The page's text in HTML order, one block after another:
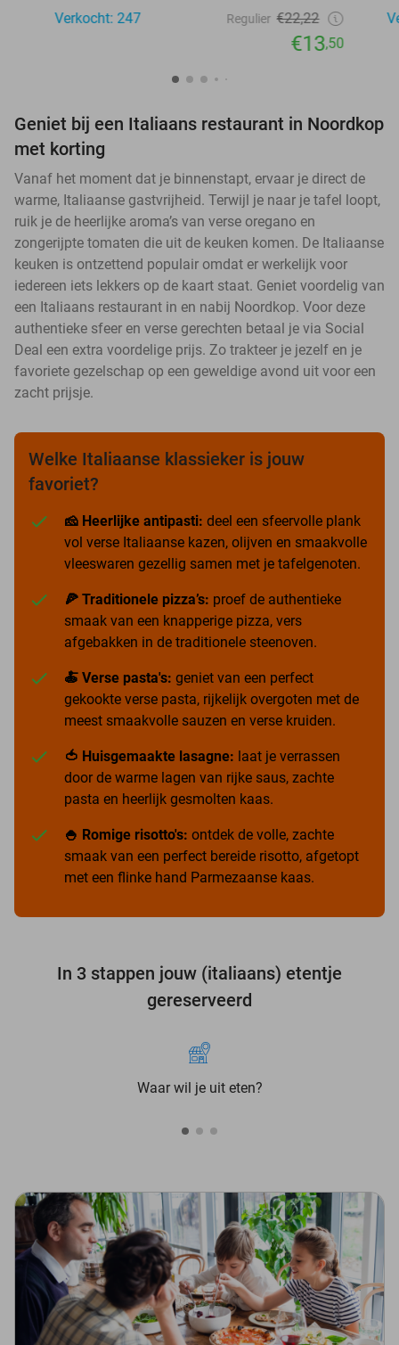
Verkocht: 247
Regulier €22,22
€13,50
Geniet bij een Italiaans restaurant in Noordkop
met korting
Vanaf het moment dat je binnenstapt, ervaar je direct de
warme, Italiaanse gastvrijheid. Terwijl je naar je tafel loopt,
ruik je de heerlijke aroma’s van verse oregano en
zongerijpte tomaten die uit de keuken komen. De Italiaanse
keuken is ontzettend populair omdat er werkelijk voor
iedereen iets lekkers op de kaart staat. Geniet voordelig van
een Italiaans restaurant in en nabij Noordkop. Voor deze
authentieke sfeer en verse gerechten betaal je via Social
Deal een extra voordelige prijs. Zo trakteer je jezelf en je
favoriete gezelschap op een geweldige avond uit voor een
zacht prijsje.
Welke Italiaanse klassieker is jouw
favoriet?
🧀 Heerlijke antipasti: deel een sfeervolle plank
vol verse Italiaanse kazen, olijven en smaakvolle
vleeswaren gezellig samen met je tafelgenoten.
🍕 Traditionele pizza’s: proef de authentieke
smaak van een knapperige pizza, vers
afgebakken in de traditionele steenoven.
🍝 Verse pasta's: geniet van een perfect
gekookte verse pasta, rijkelijk overgoten met de
meest smaakvolle sauzen en verse kruiden.
🍅 Huisgemaakte lasagne: laat je verrassen
door de warme lagen van rijke saus, zachte
pasta en heerlijk gesmolten kaas.
🍚 Romige risotto's: ontdek de volle, zachte
smaak van een perfect bereide risotto, afgetopt
met een flinke hand Parmezaanse kaas.
In 3 stappen jouw (italiaans) etentje
gereserveerd
Waar wil je uit eten?